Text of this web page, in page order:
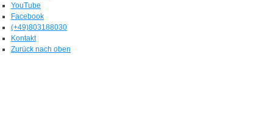
YouTube
Facebook
(+49)803188030
Kontakt
Zurück nach oben